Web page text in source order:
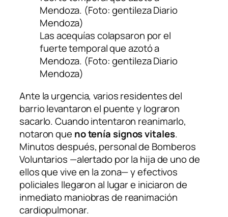
Las acequías colapsaron por el
fuerte temporal que azotó a
Mendoza. (Foto: gentileza Diario
Mendoza)
Ante la urgencia, varios residentes del
barrio levantaron el puente y lograron
sacarlo. Cuando intentaron reanimarlo,
notaron que no tenía signos vitales.
Minutos después, personal de Bomberos
Voluntarios —alertado por la hija de uno de
ellos que vive en la zona— y efectivos
policiales llegaron al lugar e iniciaron de
inmediato maniobras de reanimación
cardiopulmonar.